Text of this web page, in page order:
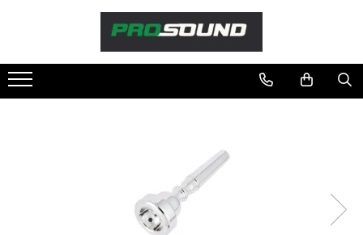
Sonorizare / PA